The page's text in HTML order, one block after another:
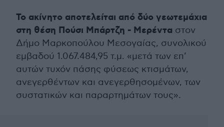
Το ακίνητο αποτελείται από δύο γεωτεμάχια
στη θέση Πούσι Μπάρτζη - Μερέντα στον
Δήμο Μαρκοπούλου Μεσογαίας, συνολικού
εμβαδού 1.067.484,95 τ.μ. «μετά των επ’
αυτών τυχόν πάσης φύσεως κτισμάτων,
ανεγερθέντων και ανεγερθησομένων, των
συστατικών και παραρτημάτων τους».